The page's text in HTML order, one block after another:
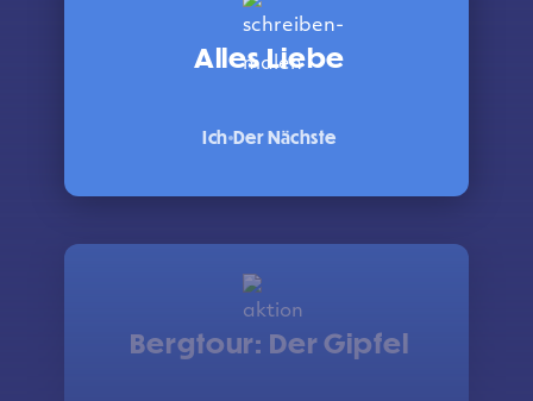
Alles Liebe
Ich Der Nächste
Bergtour: Der Gipfel